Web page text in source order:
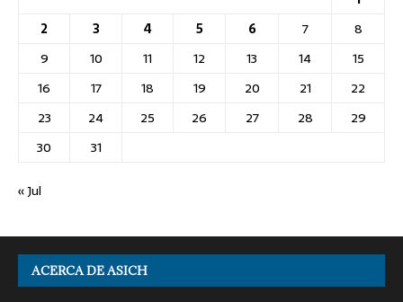
2
3 4 5 6 7
8
9
10 11 12 13 14
15
16
17 18 19 20 21
22
23
24 25 26 27 28
29
30
31
« Jul
ACERCA DE ASICH